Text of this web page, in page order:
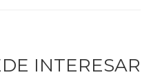
INTERESAR